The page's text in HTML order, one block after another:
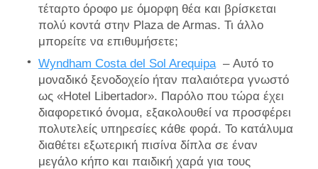
τέταρτο όροφο με όμορφη θέα και βρίσκεται
πολύ κοντά στην Plaza de Armas. Τι άλλο
μπορείτε να επιθυμήσετε;
Wyndham Costa del Sol Arequipa– Αυτό το
μοναδικό ξενοδοχείο ήταν παλαιότερα γνωστό
ως «Hotel Libertador». Παρόλο που τώρα έχει
διαφορετικό όνομα, εξακολουθεί να προσφέρει
πολυτελείς υπηρεσίες κάθε φορά. Το κατάλυμα
διαθέτει εξωτερική πισίνα δίπλα σε έναν
μεγάλο κήπο και παιδική χαρά για τους